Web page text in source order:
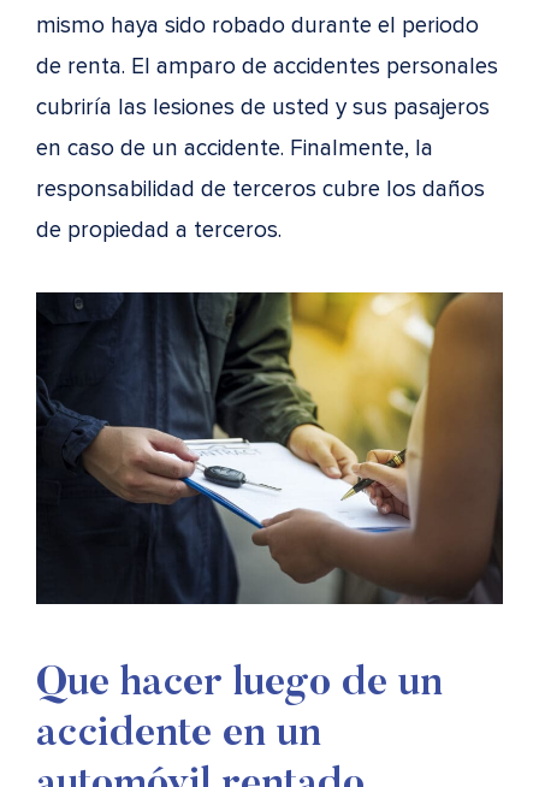
mismo haya sido robado durante el periodo
de renta. El amparo de accidentes personales
cubriría las lesiones de usted y sus pasajeros
en caso de un accidente. Finalmente, la
responsabilidad de terceros cubre los daños
de propiedad a terceros.
Que hacer luego de un
accidente en un